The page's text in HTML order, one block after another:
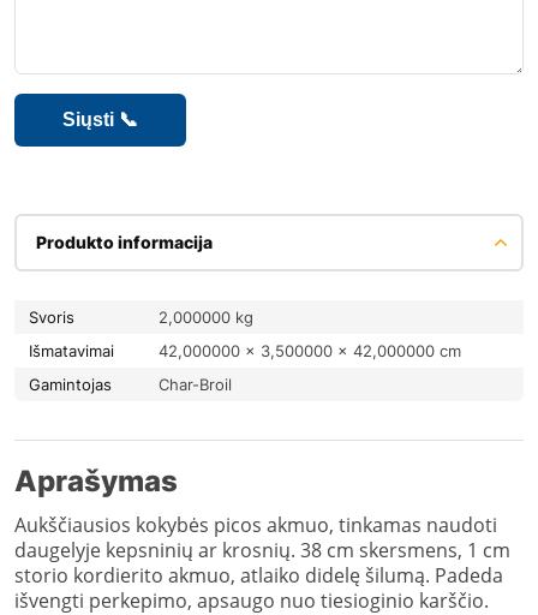
Produkto informacija
Svoris
2,000000 kg
Išmatavimai
42,000000 × 3,500000 × 42,000000 cm
Gamintojas
Char-Broil
Aprašymas
Aukščiausios kokybės picos akmuo, tinkamas naudoti
daugelyje kepsninių ar krosnių. 38 cm skersmens, 1 cm
storio kordierito akmuo, atlaiko didelę šilumą. Padeda
išvengti perkepimo, apsaugo nuo tiesioginio karščio.